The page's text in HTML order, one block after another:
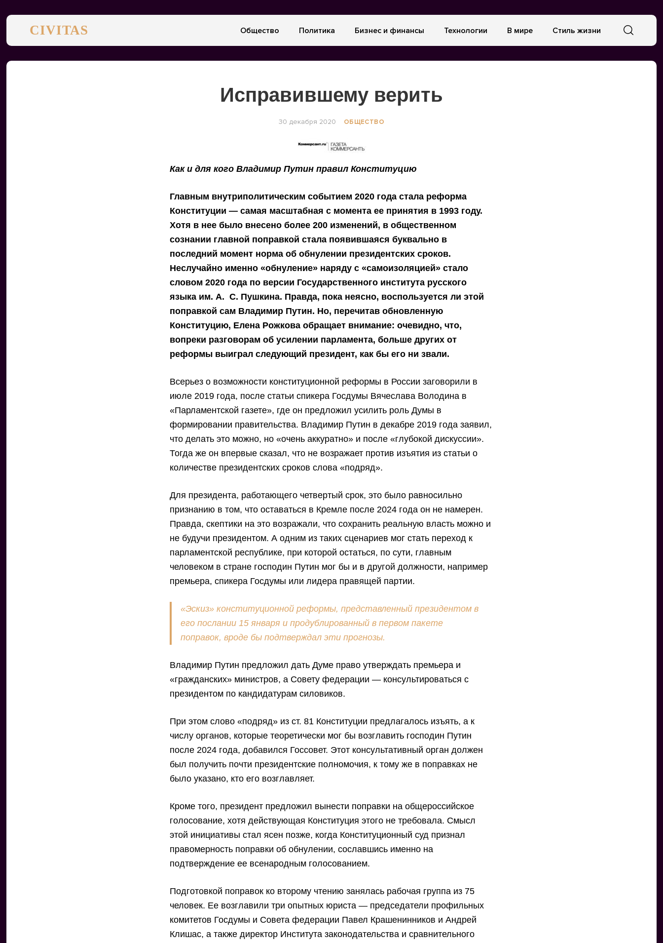
CIVITAS Общество Политика Бизнес и финансы Технологии В мире Стиль жизни
Исправившему верить
30 декабря 2020 ОБЩЕСТВО
Как и для кого Владимир Путин правил Конституцию
Главным внутриполитическим событием 2020 года стала реформа
Конституции — самая масштабная с момента ее принятия в 1993 году.
Хотя в нее было внесено более 200 изменений, в общественном
сознании главной поправкой стала появившаяся буквально в
последний момент норма об обнулении президентских сроков.
Неслучайно именно «обнуление» наряду с «самоизоляцией» стало
словом 2020 года по версии Государственного института русского
языка им. А. С. Пушкина. Правда, пока неясно, воспользуется ли этой
поправкой сам Владимир Путин. Но, перечитав обновленную
Конституцию, Елена Рожкова обращает внимание: очевидно, что,
вопреки разговорам об усилении парламента, больше других от
реформы выиграл следующий президент, как бы его ни звали.
Всерьез о возможности конституционной реформы в России заговорили в
июле 2019 года, после статьи спикера Госдумы Вячеслава Володина в
«Парламентской газете», где он предложил усилить роль Думы в
формировании правительства. Владимир Путин в декабре 2019 года заявил,
что делать это можно, но «очень аккуратно» и после «глубокой дискуссии».
Тогда же он впервые сказал, что не возражает против изъятия из статьи о
количестве президентских сроков слова «подряд».
Для президента, работающего четвертый срок, это было равносильно
признанию в том, что оставаться в Кремле после 2024 года он не намерен.
Правда, скептики на это возражали, что сохранить реальную власть можно и
не будучи президентом. А одним из таких сценариев мог стать переход к
парламентской республике, при которой остаться, по сути, главным
человеком в стране господин Путин мог бы и в другой должности, например
премьера, спикера Госдумы или лидера правящей партии.
«Эскиз» конституционной реформы, представленный президентом в
его послании 15 января и продублированный в первом пакете
поправок, вроде бы подтверждал эти прогнозы.
Владимир Путин предложил дать Думе право утверждать премьера и
«гражданских» министров, а Совету федерации — консультироваться с
президентом по кандидатурам силовиков.
При этом слово «подряд» из ст. 81 Конституции предлагалось изъять, а к
числу органов, которые теоретически мог бы возглавить господин Путин
после 2024 года, добавился Госсовет. Этот консультативный орган должен
был получить почти президентские полномочия, к тому же в поправках не
было указано, кто его возглавляет.
Кроме того, президент предложил вынести поправки на общероссийское
голосование, хотя действующая Конституция этого не требовала. Смысл
этой инициативы стал ясен позже, когда Конституционный суд признал
правомерность поправки об обнулении, сославшись именно на
подтверждение ее всенародным голосованием.
Подготовкой поправок ко второму чтению занялась рабочая группа из 75
человек. Ее возглавили три опытных юриста — председатели профильных
комитетов Госдумы и Совета федерации Павел Крашенинников и Андрей
Клишас, а также директор Института законодательства и сравнительного